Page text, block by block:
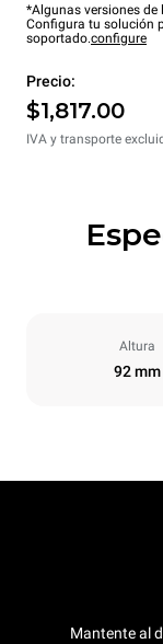
*Algunas versiones
Configura tu solución
soportado.configure
Precio:
$1,817.00
IVA y transporte
Altura
92 mm
Mantente al